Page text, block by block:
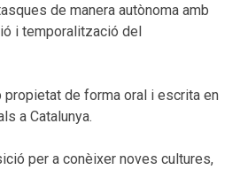
de manera autònoma amb
i temporalització del
propietat de forma oral i escrita en
a Catalunya.
per a conèixer noves cultures,